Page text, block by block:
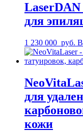
LaserDAN
для
1 230 000 руб. В
для
кожи